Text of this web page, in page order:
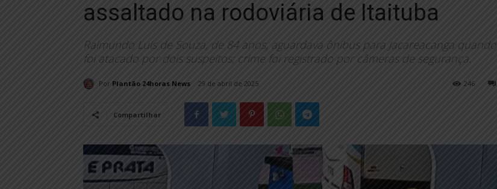
assaltado na rodoviária de Itaituba
Raimundo Luís de Souza, de 84 anos, aguardava ônibus para Jacareacanga quando
foi atacado por dois suspeitos; crime foi registrado por câmeras de segurança.
Por Plantão 24horas News 29 de abril de 2025 246
Compartilhar